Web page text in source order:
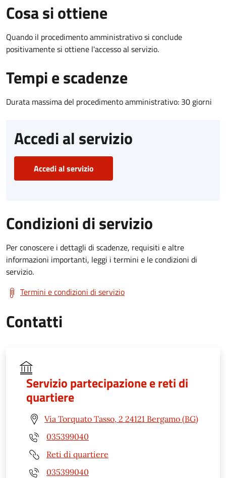
Cosa si ottiene
Quando il procedimento amministrativo si conclude
positivamente si ottiene l'accesso al servizio.
Tempi e scadenze
Durata massima del procedimento amministrativo: 30 giorni
Accedi al servizio
Accedi al servizio
Condizioni di servizio
Per conoscere i dettagli di scadenze, requisiti e altre
informazioni importanti, leggi i termini e le condizioni di
servizio.
Termini e condizioni di servizio
Contatti
Servizio partecipazione e reti di
quartiere
Via Torquato Tasso, 2 24121 Bergamo (BG)
035399040
Reti di quartiere
035399040